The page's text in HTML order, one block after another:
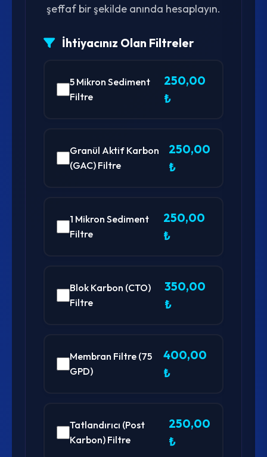
şeffaf bir şekilde anında hesaplayın.
İhtiyacınız Olan Filtreler
5 Mikron Sediment
Filtre
250,00
₺
Granül Aktif Karbon
(GAC) Filtre
250,00
₺
1 Mikron Sediment
Filtre
250,00
₺
Blok Karbon (CTO)
Filtre
350,00
₺
Membran Filtre (75
GPD)
400,00
₺
Tatlandırıcı (Post
Karbon) Filtre
250,00
₺